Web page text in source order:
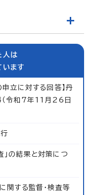
人は
います
立に対する回答】丹
令和7年11月26日
」の結果と対策につ
関する監督・検査等